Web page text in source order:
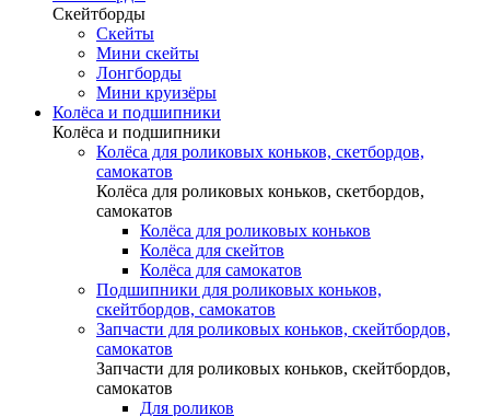
Скейтборды
Скейты
Мини скейты
Лонгборды
Мини круизёры
Колёса и подшипники
Колёса и подшипники
Колёса для роликовых коньков, скетбордов,
самокатов
Колёса для роликовых коньков, скетбордов,
самокатов
Колёса для роликовых коньков
Колёса для скейтов
Колёса для самокатов
Подшипники для роликовых коньков,
скейтбордов, самокатов
Запчасти для роликовых коньков, скейтбордов,
самокатов
Запчасти для роликовых коньков, скейтбордов,
самокатов
Для роликов